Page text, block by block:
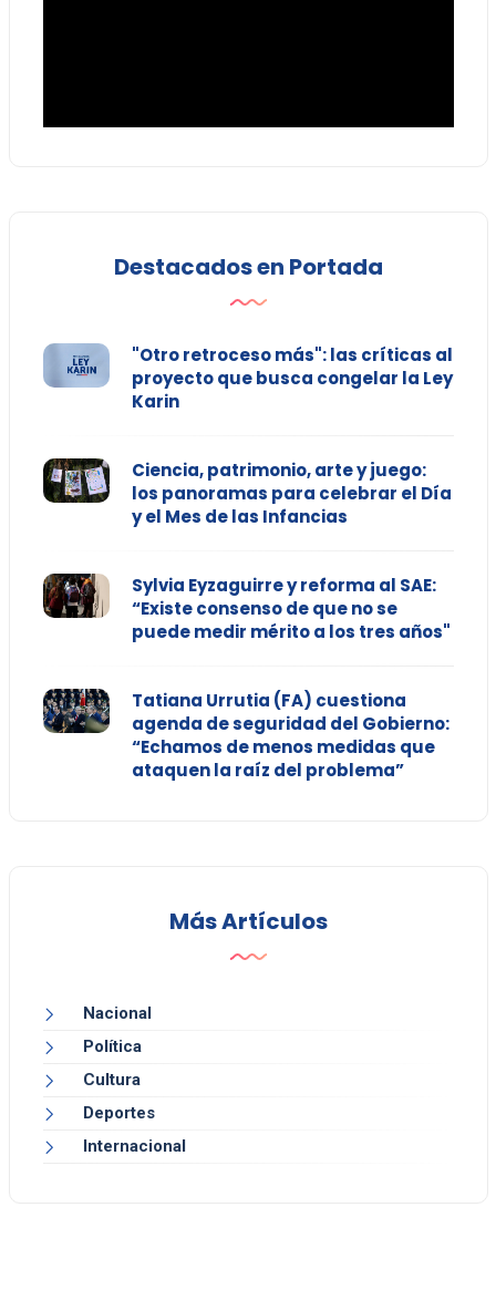
Destacados en Portada
"Otro retroceso más": las críticas al
proyecto que busca congelar la Ley
Karin
Ciencia, patrimonio, arte y juego:
los panoramas para celebrar el Día
y el Mes de las Infancias
Sylvia Eyzaguirre y reforma al SAE:
“Existe consenso de que no se
puede medir mérito a los tres años"
Tatiana Urrutia (FA) cuestiona
agenda de seguridad del Gobierno:
“Echamos de menos medidas que
ataquen la raíz del problema”
Más Artículos
Nacional
Política
Cultura
Deportes
Internacional